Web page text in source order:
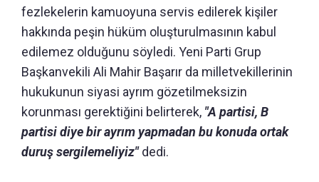
fezlekelerin kamuoyuna servis edilerek kişiler
hakkında peşin hüküm oluşturulmasının kabul
edilemez olduğunu söyledi. Yeni Parti Grup
Başkanvekili Ali Mahir Başarır da milletvekillerinin
hukukunun siyasi ayrım gözetilmeksizin
korunması gerektiğini belirterek, "A partisi, B
partisi diye bir ayrım yapmadan bu konuda ortak
duruş sergilemeliyiz"dedi.